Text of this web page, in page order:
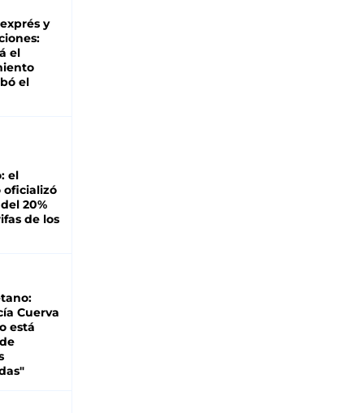
y
el
el
el
oficializó
20%
de los
Cuerva
está